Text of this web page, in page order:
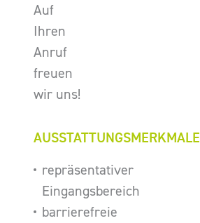
Auf
Ihren
Anruf
freuen
wir uns!
AUSSTATTUNGSMERKMALE
repräsentativer
Eingangsbereich
barrierefreie